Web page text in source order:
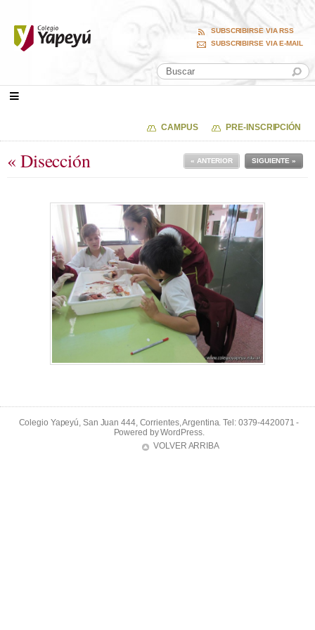
SUBSCRIBIRSE VIA RSS
SUBSCRIBIRSE VIA E-MAIL
CAMPUS PRE-INSCRIPCIÓN
« Disección SIGUIENTE »
« ANTERIOR
Colegio Yapeyú, San Juan 444, Corrientes, Argentina. Tel: 0379-4420071 -
Powered byWordPress.
VOLVER ARRIBA